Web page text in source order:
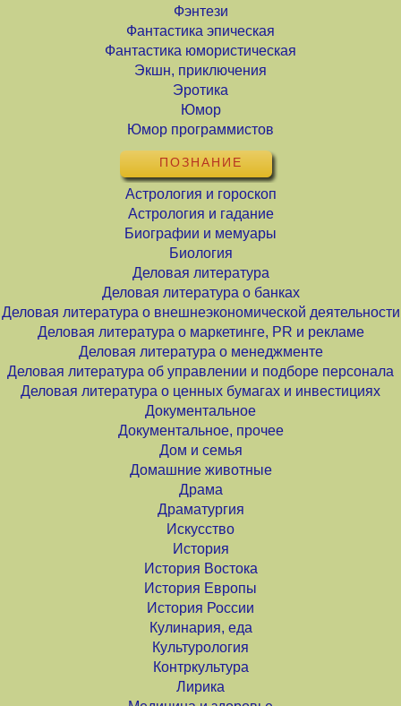
Фэнтези
Фантастика эпическая
Фантастика юмористическая
Экшн, приключения
Эротика
Юмор
Юмор программистов
ПОЗНАНИЕ
Астрология и гороскоп
Астрология и гадание
Биографии и мемуары
Биология
Деловая литература
Деловая литература о банках
Деловая литература о внешнеэкономической деятельности
Деловая литература о маркетинге, PR и рекламе
Деловая литература о менеджменте
Деловая литература об управлении и подборе персонала
Деловая литература о ценных бумагах и инвестициях
Документальное
Документальное, прочее
Дом и семья
Домашние животные
Драма
Драматургия
Искусство
История
История Востока
История Европы
История России
Кулинария, еда
Культурология
Контркультура
Лирика